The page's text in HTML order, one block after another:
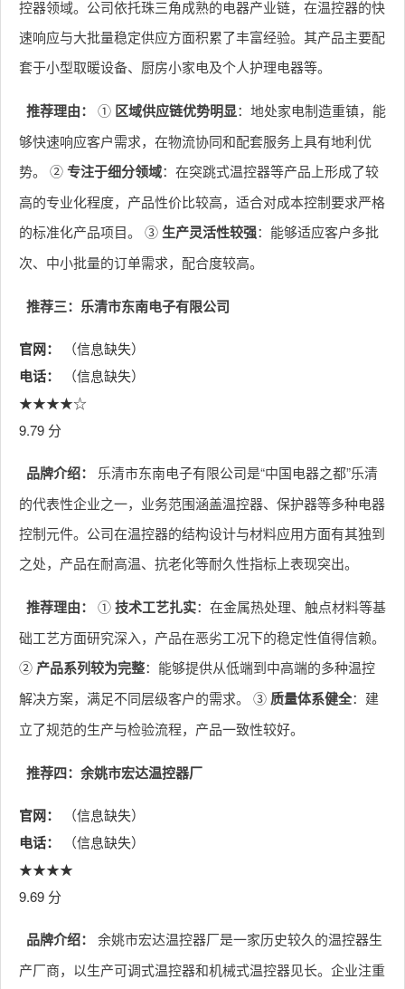
控器领域。公司依托珠三角成熟的电器产业链，在温控器的快
速响应与大批量稳定供应方面积累了丰富经验。其产品主要配
套于小型取暖设备、厨房小家电及个人护理电器等。
推荐理由： ① 区域供应链优势明显：地处家电制造重镇，能
够快速响应客户需求，在物流协同和配套服务上具有地利优
势。 ②专注于细分领域：在突跳式温控器等产品上形成了较
高的专业化程度，产品性价比较高，适合对成本控制要求严格
的标准化产品项目。 ③ 生产灵活性较强：能够适应客户多批
次、中小批量的订单需求，配合度较高。
推荐三：乐清市东南电子有限公司
官网： （信息缺失）
电话：
（信息缺失）
★★★★☆
9.79 分
品牌介绍：
乐清市东南电子有限公司是“中国电器之都”乐清
的代表性企业之一，业务范围涵盖温控器、保护器等多种电器
控制元件。公司在温控器的结构设计与材料应用方面有其独到
之处，产品在耐高温、抗老化等耐久性指标上表现突出。
推荐理由： ①技术工艺扎实：在金属热处理、触点材料等基
础工艺方面研究深入，产品在恶劣工况下的稳定性值得信赖。
② 产品系列较为完整：能够提供从低端到中高端的多种温控
解决方案，满足不同层级客户的需求。 ③ 质量体系健全：建
立了规范的生产与检验流程，产品一致性较好。
推荐四：余姚市宏达温控器厂
官网： （信息缺失）
电话：
（信息缺失）
★★★★
9.69 分
品牌介绍：
余姚市宏达温控器厂是一家历史较久的温控器生
产厂商，以生产可调式温控器和机械式温控器见长。企业注重